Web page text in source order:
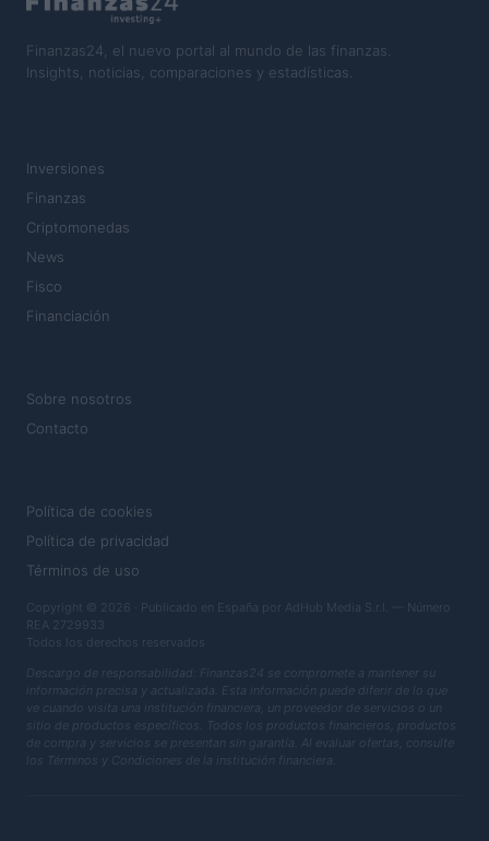
Finanzas24, el nuevo portal al mundo de las finanzas.
Insights, noticias, comparaciones y estadísticas.
Inversiones
Finanzas
Criptomonedas
News
Fisco
Financiación
Sobre nosotros
Contacto
Política de cookies
Política de privacidad
Términos de uso
Copyright © 2026 · Publicado en España por AdHub Media S.r.l. — Número
REA 2729933
Todos los derechos reservados
Descargo de responsabilidad: Finanzas24 se compromete a mantener su
información precisa y actualizada. Esta información puede diferir de lo que
ve cuando visita una institución financiera, un proveedor de servicios o un
sitio de productos específicos. Todos los productos financieros, productos
de compra y servicios se presentan sin garantía. Al evaluar ofertas, consulte
los Términos y Condiciones de la institución financiera.